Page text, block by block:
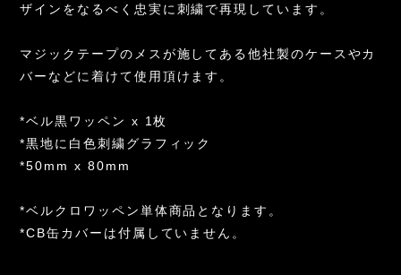
ザインをなるべく忠実に刺繍で再現しています。
マジックテープのメスが施してある他社製のケースやカ
バーなどに着けて使用頂けます。
*ベル黒ワッペン x 1枚
*黒地に白色刺繍グラフィック
*50mm x 80mm
*ベルクロワッペン単体商品となります。
*CB缶カバーは付属していません。